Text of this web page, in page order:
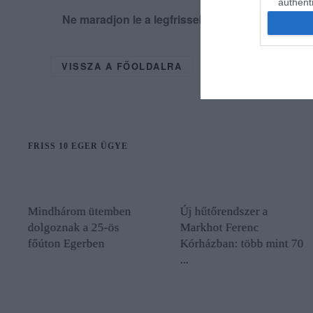
Ne maradjon le a legfrissebb hírekről,
VISSZA A FŐOLDALRA
FRISS 10 EGER ÜGYE
Mindhárom ütemben
dolgoznak a 25-ös
főúton Egerben
Új hűtőrendszer a
Markhot Ferenc
Kórházban: több mint 70
...